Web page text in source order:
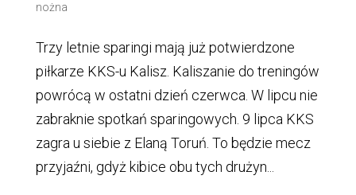
nożna
Trzy letnie sparingi mają już potwierdzone
piłkarze KKS-u Kalisz. Kaliszanie do treningów
powrócą w ostatni dzień czerwca. W lipcu nie
zabraknie spotkań sparingowych. 9 lipca KKS
zagra u siebie z Elaną Toruń. To będzie mecz
przyjaźni, gdyż kibice obu tych drużyn...